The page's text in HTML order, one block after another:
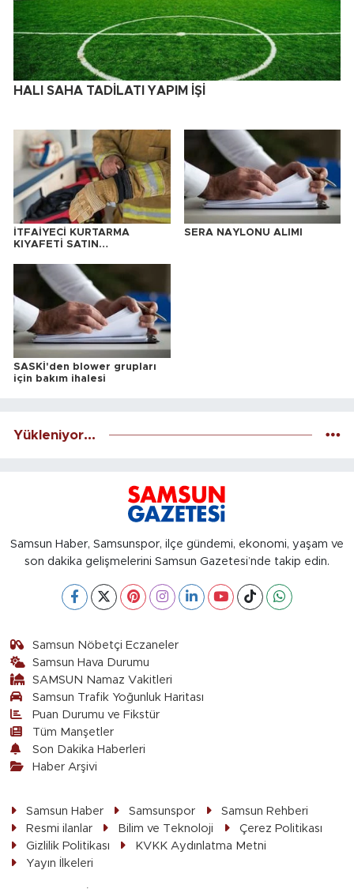
HALI SAHA TADİLATI YAPIM İŞİ
İTFAİYECİ KURTARMA
KIYAFETİ SATIN
SERA NAYLONU ALIMI
SASKİ'den blower grupları
için bakım ihalesi
Yükleniyor...
Samsun Haber, Samsunspor, ilçe gündemi, ekonomi, yaşam ve
son dakika gelişmelerini Samsun Gazetesi’nde takip edin.
Samsun Nöbetçi Eczaneler
Samsun Hava Durumu
SAMSUN Namaz Vakitleri
Samsun Trafik Yoğunluk Haritası
Puan Durumu ve Fikstür
Tüm Manşetler
Son Dakika Haberleri
Haber Arşivi
Samsun Haber Samsunspor
Samsun Rehberi
Resmi ilanlar
Bilim ve Teknoloji
Çerez Politikası
Gizlilik Politikası
KVKK Aydınlatma Metni
Yayın İlkeleri